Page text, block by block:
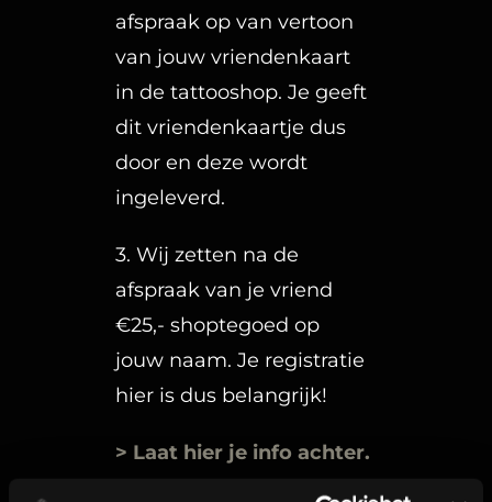
afspraak op van vertoon
van jouw vriendenkaart
in de tattooshop. Je geeft
dit vriendenkaartje dus
door en deze wordt
ingeleverd.
3. Wij zetten na de
afspraak van je vriend
€25,- shoptegoed op
jouw naam. Je registratie
hier is dus belangrijk!
> Laat hier je info achter.